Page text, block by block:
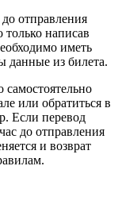
отправления
написав
иметь
данные из билета.
или обратиться в
Если перевод
до отправления
и возврат